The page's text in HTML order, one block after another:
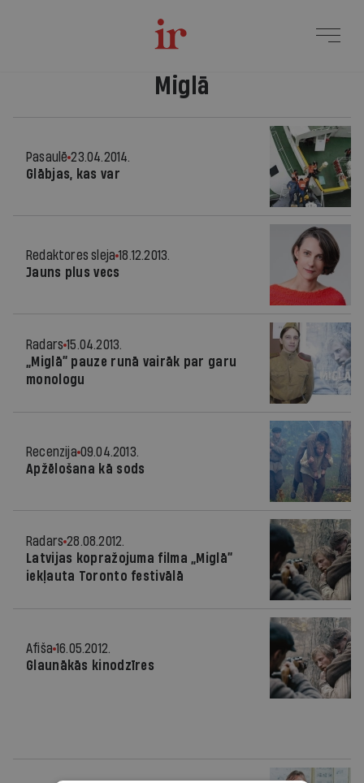
Miglā
Pasaulē 23.04.2014.
Glābjas, kas var
Redaktores sleja 18.12.2013.
Jauns plus vecs
Radars 15.04.2013.
„Miglā” pauze runā vairāk par garu
monologu
Recenzija 09.04.2013.
Apžēlošana kā sods
Radars 28.08.2012.
Latvijas kopražojuma filma „Miglā”
iekļauta Toronto festivālā
Afiša 16.05.2012.
Glaunākās kinodzīres